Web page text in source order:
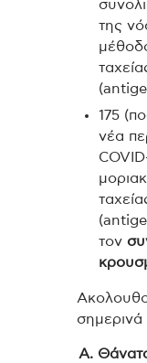
της
175
νέα
τον
σημερινά
Α.